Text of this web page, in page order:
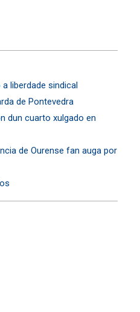
liberdade sindical
de Pontevedra
dun cuarto xulgado en
de Ourense fan auga por